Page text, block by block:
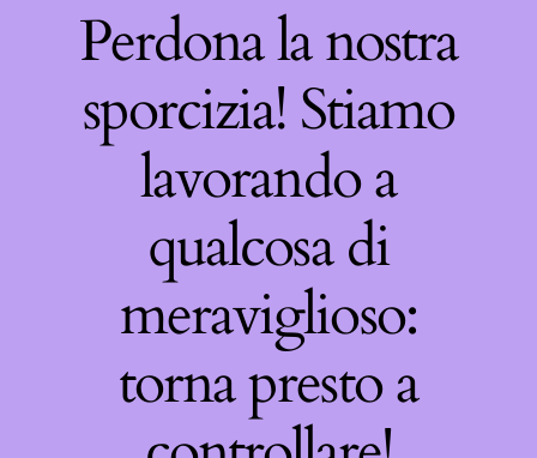
Perdona la nostra
sporcizia! Stiamo
lavorando a
qualcosa di
meraviglioso:
torna presto a